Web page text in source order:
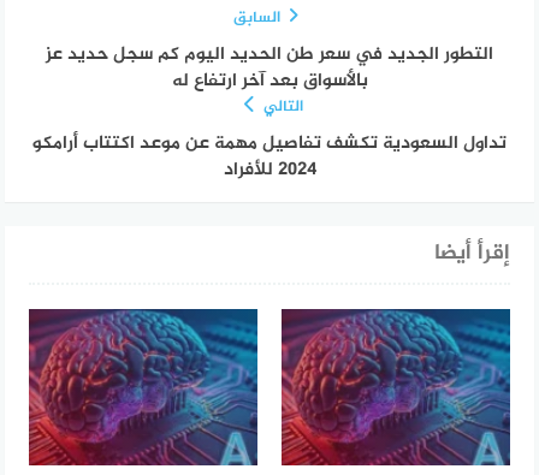
السابق
التطور الجديد في سعر طن الحديد اليوم كم سجل حديد عز
بالأسواق بعد آخر ارتفاع له
التالي
تداول السعودية تكشف تفاصيل مهمة عن موعد اكتتاب أرامكو
2024 للأفراد
إقرأ أيضا